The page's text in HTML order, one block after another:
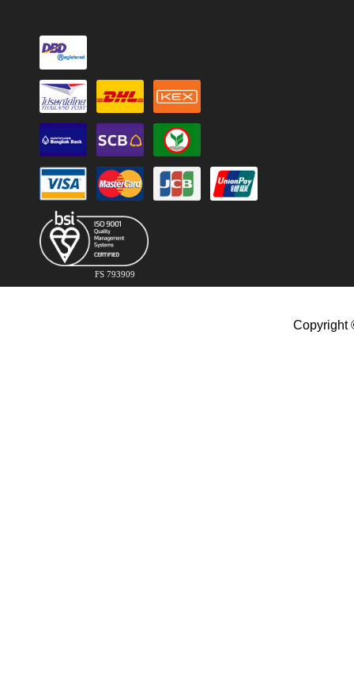
FS 793909
Copyright